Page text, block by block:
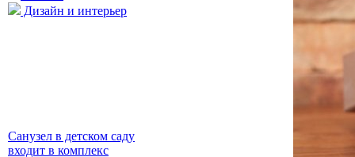
Дизайн и интерьер
Санузел в детском саду
входит в комплекс